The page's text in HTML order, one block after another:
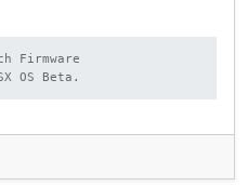
Firmware
OS Beta.